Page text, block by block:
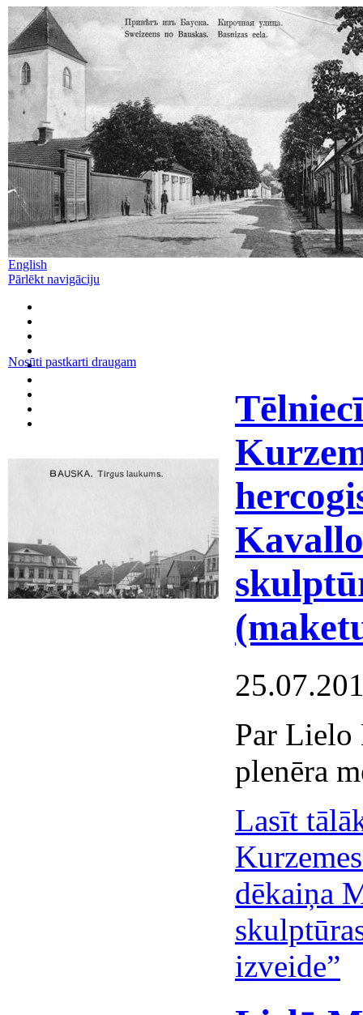
English
Pārlēkt navigāciju
Nosūti pastkarti draugam
Par Lielo
plenēra
Lasīt
dēkaiņa
izveide”